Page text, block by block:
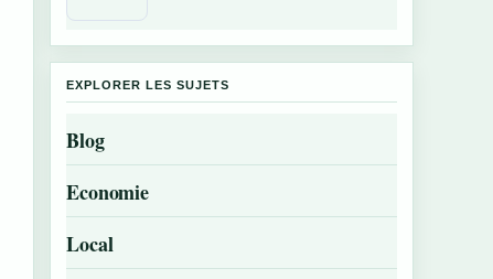
EXPLORER LES SUJETS
Blog
Economie
Local